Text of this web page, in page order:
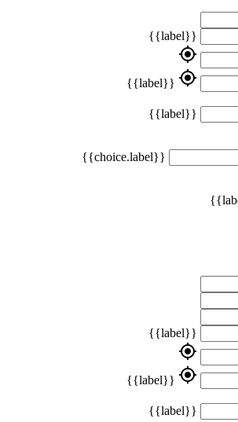
{{label}}
my_location
my_location
{{label}}
{{label}}
{{choice.label}}
{{label}}
my_location
my_location
{{label}}
{{label}}